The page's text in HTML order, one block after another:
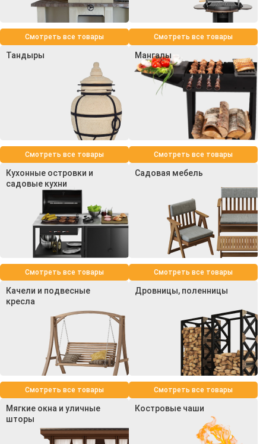
Смотреть все товары Смотреть все товары
Тандыры
Смотреть все товары
Мангалы
Смотреть все товары
Кухонные островки и
садовые кухни
Смотреть все товары
Садовая мебель
Смотреть все товары
Качели и подвесные
кресла
Смотреть все товары
Дровницы, поленницы
Смотреть все товары
Мягкие окна и уличные
шторы
Костровые чаши